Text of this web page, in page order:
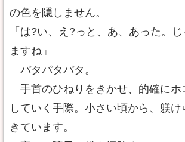
の色を隠しません。
「は?い、え?っと、あ、あった。
ますね」
パタパタパタ。
手首のひねりをきかせ、的確にホ
していく手際。小さい頃から、躾け
きています。